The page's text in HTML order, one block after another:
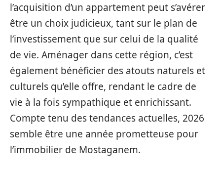
l’acquisition d’un appartement peut s’avérer
être un choix judicieux, tant sur le plan de
l’investissement que sur celui de la qualité
de vie. Aménager dans cette région, c’est
également bénéficier des atouts naturels et
culturels qu’elle offre, rendant le cadre de
vie à la fois sympathique et enrichissant.
Compte tenu des tendances actuelles, 2026
semble être une année prometteuse pour
l’immobilier de Mostaganem.